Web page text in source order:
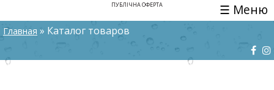
ПУБЛІЧНА ОФЕРТА ☰ Меню
ВЫ ЗДЕСЬ
Главная » Каталог товаров